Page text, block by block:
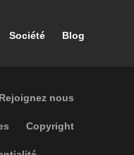
Société Blog
Rejoignez nous
Copyright